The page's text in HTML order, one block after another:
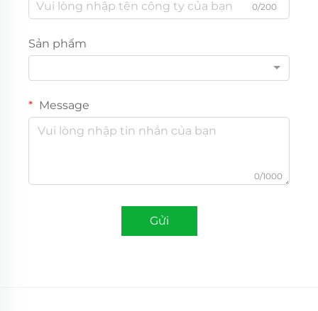
0/200
Sản phẩm
Message
0/1000
Gửi